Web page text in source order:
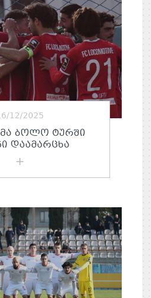
12/2025
ᲑᲝᲚᲝ ᲢᲣᲠᲨᲘ
ᲓᲐᲐᲛᲐᲠᲪᲮᲐ